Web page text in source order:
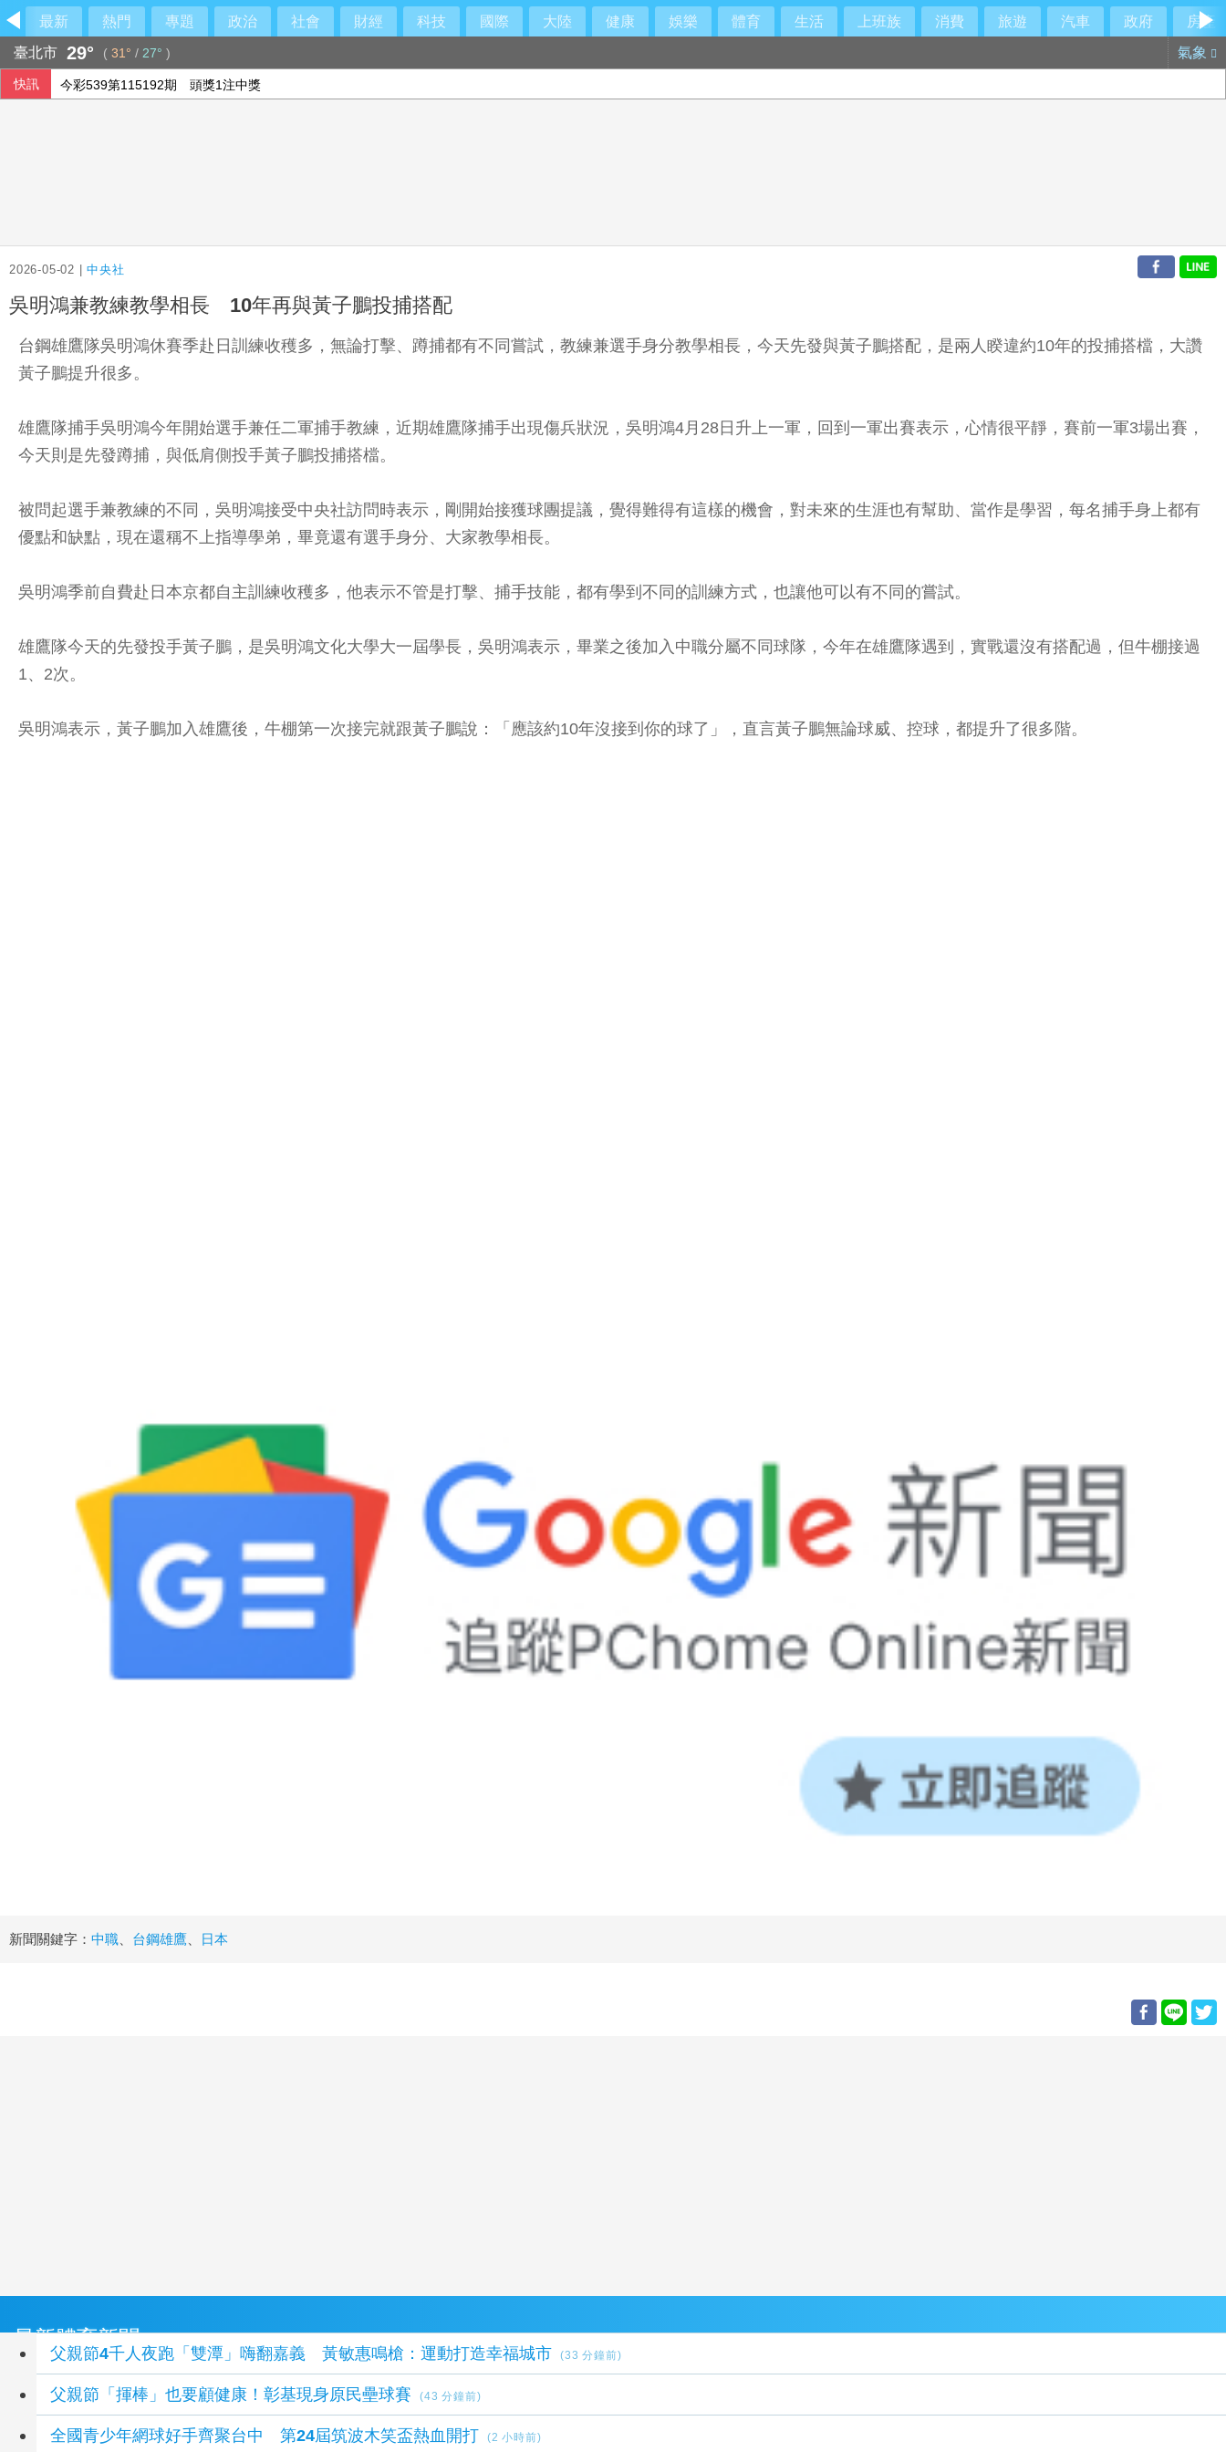
最新 熱門 專題 政治 社會 財經 科技 國際 大陸 健康 娛樂 體育 生活 上班族 消費 旅遊 汽車 政府
房產
臺北市 29° ( 31° / 27° ) 氣象
快訊 今彩539第115192期 頭獎1注中獎
2026-05-02 |中央社
吳明鴻兼教練教學相長 10年再與黃子鵬投捕搭配
台鋼雄鷹隊吳明鴻休賽季赴日訓練收穫多，無論打擊、蹲捕都有不同嘗試，教練兼選手身分教學相長，今天先發與黃子鵬搭配，是兩人睽違約10年的投捕搭檔，大讚
黃子鵬提升很多。
雄鷹隊捕手吳明鴻今年開始選手兼任二軍捕手教練，近期雄鷹隊捕手出現傷兵狀況，吳明鴻4月28日升上一軍，回到一軍出賽表示，心情很平靜，賽前一軍3場出賽，
今天則是先發蹲捕，與低肩側投手黃子鵬投捕搭檔。
被問起選手兼教練的不同，吳明鴻接受中央社訪問時表示，剛開始接獲球團提議，覺得難得有這樣的機會，對未來的生涯也有幫助、當作是學習，每名捕手身上都有
優點和缺點，現在還稱不上指導學弟，畢竟還有選手身分、大家教學相長。
吳明鴻季前自費赴日本京都自主訓練收穫多，他表示不管是打擊、捕手技能，都有學到不同的訓練方式，也讓他可以有不同的嘗試。
雄鷹隊今天的先發投手黃子鵬，是吳明鴻文化大學大一屆學長，吳明鴻表示，畢業之後加入中職分屬不同球隊，今年在雄鷹隊遇到，實戰還沒有搭配過，但牛棚接過
1、2次。
吳明鴻表示，黃子鵬加入雄鷹後，牛棚第一次接完就跟黃子鵬說：「應該約10年沒接到你的球了」，直言黃子鵬無論球威、控球，都提升了很多階。
新聞關鍵字： 中職、 台鋼雄鷹、 日本
最新體育新聞
父親節4千人夜跑「雙潭」嗨翻嘉義 黃敏惠鳴槍：運動打造幸福城市 (33 分鐘前)
父親節「揮棒」也要顧健康！彰基現身原民壘球賽 (43 分鐘前)
全國青少年網球好手齊聚台中 第24屆筑波木笑盃熱血開打 (2 小時前)